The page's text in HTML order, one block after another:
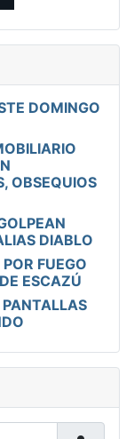
DOMINGO
OBSEQUIOS
DIABLO
FUEGO
ESCAZÚ